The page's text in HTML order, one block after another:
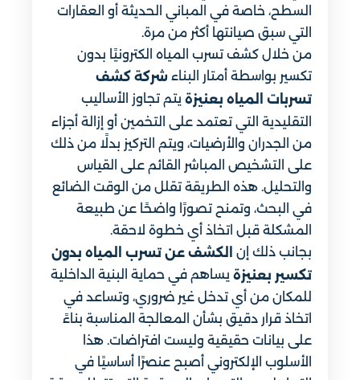
السطح، خاصة في المباني الحديثة أو العقارات
التي سبق صيانتها أكثر من مرة.
من خلال كشف تسرب المياه الكترونيًا بدون
تكسير بواسطة أمتار البناء شركة كشف
تسربات المياه بعنيزة يتم تجاوز الأساليب
التقليدية التي تعتمد على التخمين أو إزالة أجزاء
من الجدران والأرضيات، ويتم التركيز بدلًا من ذلك
على التشخيص المباشر القائم على القياس
والتحليل. هذه الطريقة تقلل من الوقت الضائع
في البحث، وتمنح تصورًا واضحًا عن طبيعة
المشكلة قبل اتخاذ أي خطوة لاحقة.
بجانب ذلك إن
الكشف عن تسرب المياه بدون
تكسير بعنيزة يساهم في حماية البنية الداخلية
للمكان من أي تدخل غير ضروري، وتساعد في
اتخاذ قرار دقيق بشأن المعالجة المناسبة بناءً
على بيانات حقيقية وليست افتراضات. هذا
الأسلوب الإلكتروني أصبح عنصرًا أساسيًا في